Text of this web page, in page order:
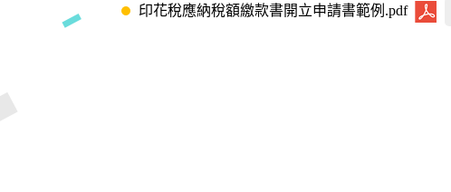
印花稅應納稅額繳款書開立申請書範例.pdf